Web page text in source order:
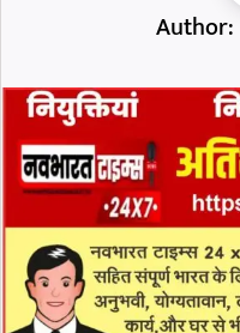
Author: